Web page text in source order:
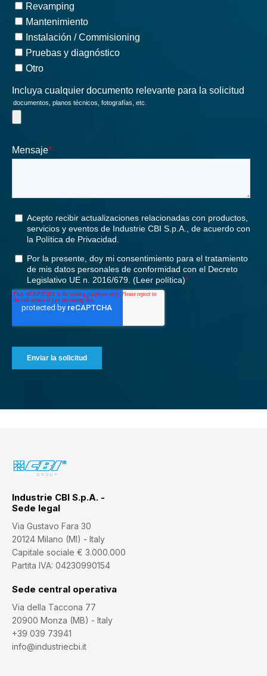
Industrie CBI S.p.A. -
Sede legal
Via Gustavo Fara 30
20124 Milano (MI) - Italy
Capitale sociale € 3.000.000
Partita IVA: 04230990154
Sede central operativa
Via della Taccona 77
20900 Monza (MB) - Italy
+39 039 73941
info@industriecbi.it